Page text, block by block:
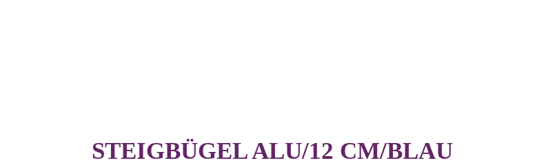
STEIGBÜGEL ALU/12 CM/BLAU